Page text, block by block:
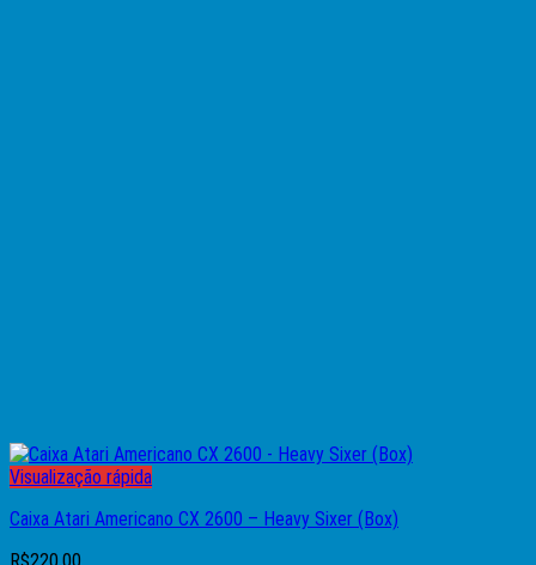
Visualização rápida
Caixa Atari Americano CX 2600 – Heavy Sixer (Box)